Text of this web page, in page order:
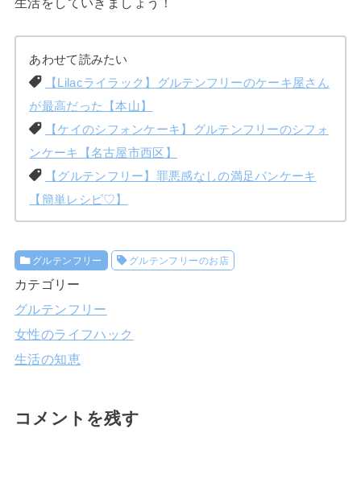
あわせて読みたい
【Lilacライラック】グルテンフリーのケーキ屋さん
が最高だった【本山】
【ケイのシフォンケーキ】グルテンフリーのシフォ
ンケーキ【名古屋市西区】
【グルテンフリー】罪悪感なしの満足パンケーキ
【簡単レシピ♡】
グルテンフリー グルテンフリーのお店
カテゴリー
グルテンフリー
女性のライフハック
生活の知恵
コメントを残す